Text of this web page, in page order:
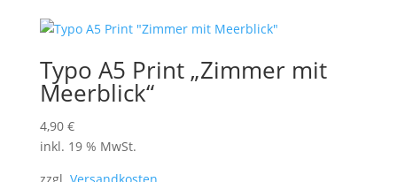
Typo A5 Print „Zimmer mit
Meerblick“
4,90 €
inkl. 19 % MwSt.